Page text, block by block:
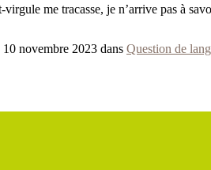
me tracasse, je n’arrive pas à
novembre 2023 dans Question de